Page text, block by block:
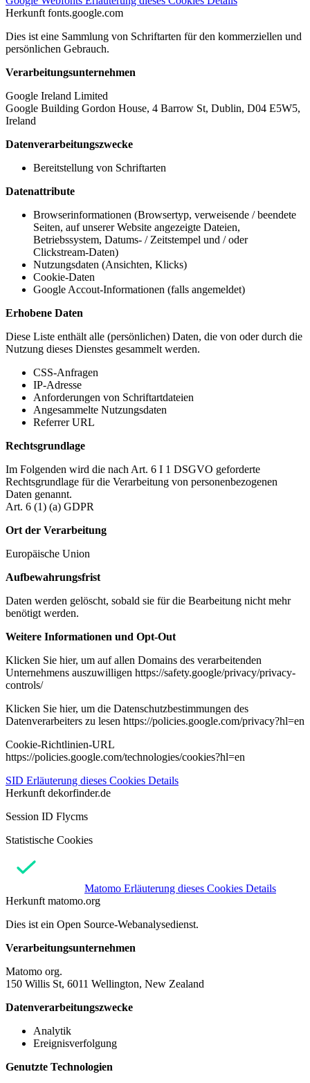
Herkunft fonts.google.com
Dies ist eine Sammlung von Schriftarten für den kommerziellen und
persönlichen Gebrauch.
Verarbeitungsunternehmen
Google Ireland Limited
Google Building Gordon House, 4 Barrow St, Dublin, D04 E5W5,
Ireland
Datenverarbeitungszwecke
Bereitstellung von Schriftarten
Datenattribute
Browserinformationen (Browsertyp, verweisende / beendete
Seiten, auf unserer Website angezeigte Dateien,
Betriebssystem, Datums- / Zeitstempel und / oder
Clickstream-Daten)
Nutzungsdaten (Ansichten, Klicks)
Cookie-Daten
Google Accout-Informationen (falls angemeldet)
Erhobene Daten
Diese Liste enthält alle (persönlichen) Daten, die von oder durch die
Nutzung dieses Dienstes gesammelt werden.
CSS-Anfragen
IP-Adresse
Anforderungen von Schriftartdateien
Angesammelte Nutzungsdaten
Referrer URL
Rechtsgrundlage
Im Folgenden wird die nach Art. 6 I 1 DSGVO geforderte
Rechtsgrundlage für die Verarbeitung von personenbezogenen
Daten genannt.
Art. 6 (1) (a) GDPR
Ort der Verarbeitung
Europäische Union
Aufbewahrungsfrist
Daten werden gelöscht, sobald sie für die Bearbeitung nicht mehr
benötigt werden.
Weitere Informationen und Opt-Out
Klicken Sie hier, um auf allen Domains des verarbeitenden
Unternehmens auszuwilligen https://safety.google/privacy/privacy-
controls/
Klicken Sie hier, um die Datenschutzbestimmungen des
Datenverarbeiters zu lesen https://policies.google.com/privacy?hl=en
Cookie-Richtlinien-URL
https://policies.google.com/technologies/cookies?hl=en
SID Erläuterung dieses Cookies Details
Herkunft dekorfinder.de
Session ID Flycms
Statistische Cookies
Matomo Erläuterung dieses Cookies Details
Herkunft matomo.org
Dies ist ein Open Source-Webanalysedienst.
Verarbeitungsunternehmen
Matomo org.
150 Willis St, 6011 Wellington, New Zealand
Datenverarbeitungszwecke
Analytik
Ereignisverfolgung
Genutzte Technologien